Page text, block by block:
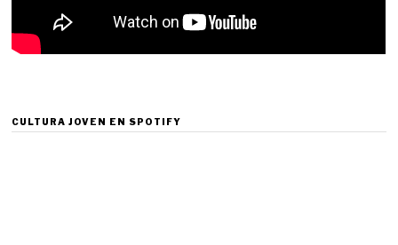
CULTURA JOVEN EN SPOTIFY